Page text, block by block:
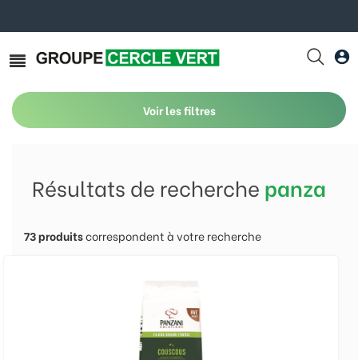
Voir les filtres
Résultats de recherche panza
73produitscorrespondent à votre recherche